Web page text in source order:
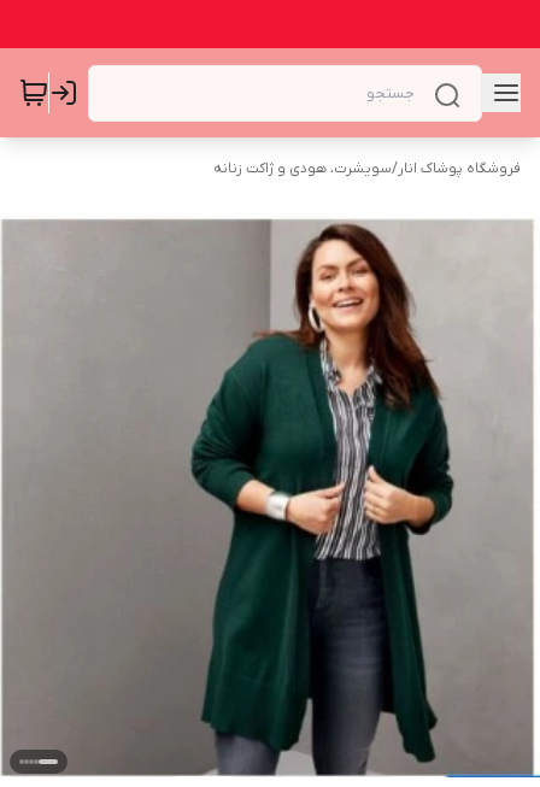
فروشگاه پوشاک انار/سویشرت، هودی و ژاکت زنانه